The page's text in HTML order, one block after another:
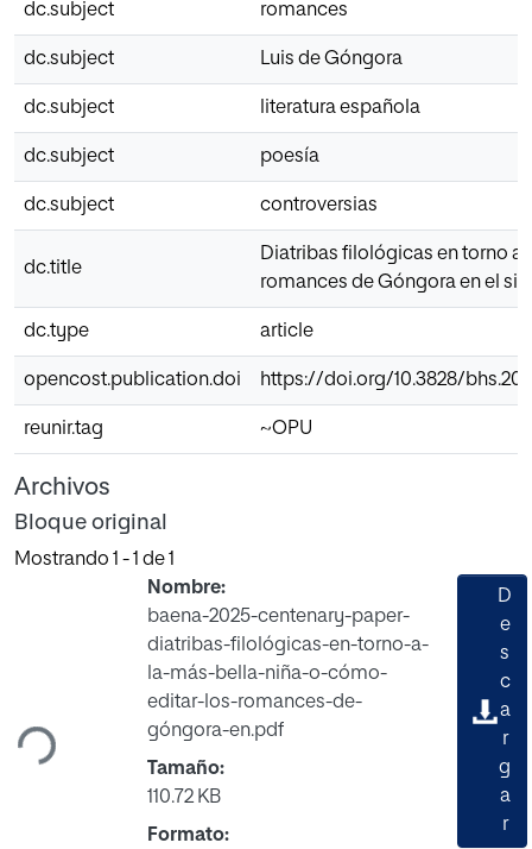
dc.subject romances
dc.subject Luis de Góngora
dc.subject literatura española
dc.subject poesía
dc.subject controversias
dc.title
Diatribas filológicas en torno a
romances de Góngora en el
dc.type article
opencost.publication.doi https://doi.org/10.3828/
reunir.tag ~OPU
Archivos
Bloque original
Mostrando 1 - 1 de 1
Cargando...
Nombre:
baena-2025-centenary-paper-
diatribas-filológicas-en-torno-a-
la-más-bella-niña-o-cómo-
editar-los-romances-de-
góngora-en.pdf
Tamaño:
110.72 KB
Formato:
D
e
s
c
a
r
g
a
r